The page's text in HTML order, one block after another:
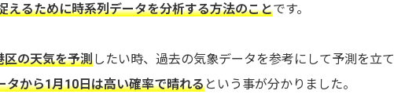
えるために時系列データを分析する方法のことです。
区の天気を予測したい時、過去の気象データを参考にして予測を立て
タから1月10日は高い確率で晴れるという事が分かりました。